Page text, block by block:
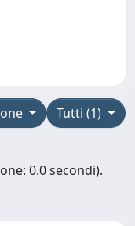
Tutti (1)
0.0 secondi).